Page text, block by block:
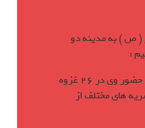
( ص ) به مدينه دو
:
1 – جانبازی و فداکاری در ميدان جهاد : حضور وی در 26 غزوه
های مختلف از